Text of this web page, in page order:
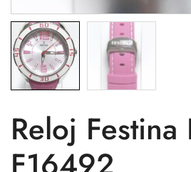
Reloj Festina